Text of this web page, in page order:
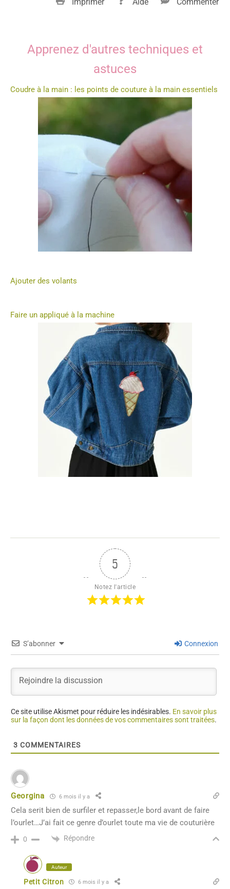
Apprenez d'autres techniques et
astuces
Coudre à la main : les points de couture à la main essentiels
Ajouter des volants
Faire un appliqué à la machine
5
Notez l'article
S’abonner Connexion
Ce site utilise Akismet pour réduire les indésirables. En savoir plus
sur la façon dont les données de vos commentaires sont traitées.
3 COMMENTAIRES
Georgina 6 mois il y a
Cela serit bien de surfiler et repasser,le bord avant de faire
l’ourlet…J’ai fait ce genre d’ourlet toute ma vie de couturière
0 Répondre
Auteur
Petit Citron 6 mois il y a